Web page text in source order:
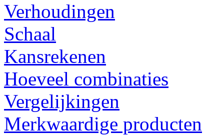
Verhoudingen
Schaal
Kansrekenen
Hoeveel combinaties
Vergelijkingen
Merkwaardige producten